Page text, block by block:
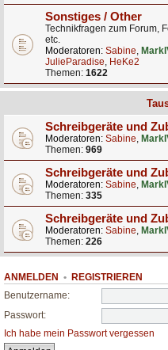
Sonstiges / Other
Technikfragen zum Forum,
etc.
Moderatoren: Sabine,
JulieParadise, HeKe2
Themen: 1622
Schreibgeräte und
Moderatoren: Sabine,
Themen: 969
Schreibgeräte und
Moderatoren: Sabine,
Themen: 335
Schreibgeräte und
Moderatoren: Sabine,
Themen: 226
ANMELDEN • REGISTRIEREN
Benutzername:
Passwort:
Ich habe mein Passwort vergessen